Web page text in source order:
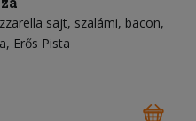
sajt szalámi bacon
Erős Pista